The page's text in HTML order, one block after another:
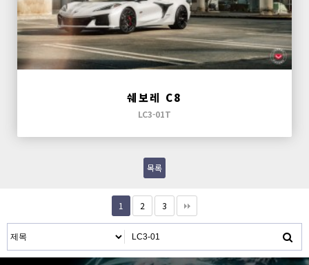
쉐보레 C8
LC3-01T
목록
1 2 3